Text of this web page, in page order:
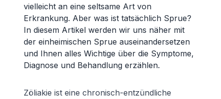
vielleicht an eine seltsame Art von
Erkrankung. Aber was ist tatsächlich Sprue?
In diesem Artikel werden wir uns näher mit
der einheimischen Sprue auseinandersetzen
und Ihnen alles Wichtige über die Symptome,
Diagnose und Behandlung erzählen.
Zöliakie ist eine chronisch-entzündliche